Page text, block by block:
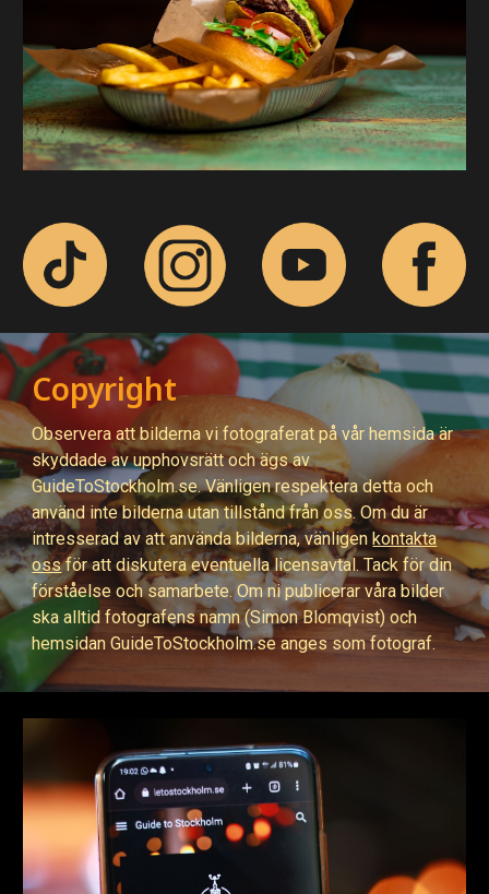
Copyright
Observera att bilderna vi fotograferat på vår hemsida är
skyddade av upphovsrätt och ägs av
GuideToStockholm.se. Vänligen respektera detta och
använd inte bilderna utan tillstånd från oss. Om du är
intresserad av att använda bilderna, vänligenkontakta
ossför att diskutera eventuella licensavtal. Tack för din
förståelse och samarbete. Om ni publicerar våra bilder
ska alltid fotografens namn (Simon Blomqvist) och
hemsidan GuideToStockholm.se anges som fotograf.